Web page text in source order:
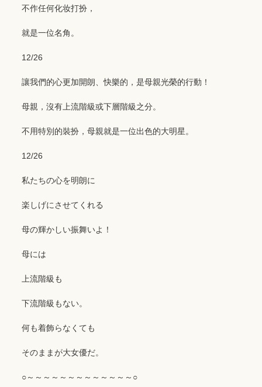
不作任何化妆打扮，
就是一位名角。
12/26
讓我們的心更加開朗、快樂的，是母親光榮的行動！
母親，沒有上流階級或下層階級之分。
不用特別的裝扮，母親就是一位出色的大明星。
12/26
私たちの心を明朗に
楽しげにさせてくれる
母の輝かしい振舞いよ！
母には
上流階級も
下流階級もない。
何も着飾らなくても
そのままが大女優だ。
○～～～～～～～～～～～～～○